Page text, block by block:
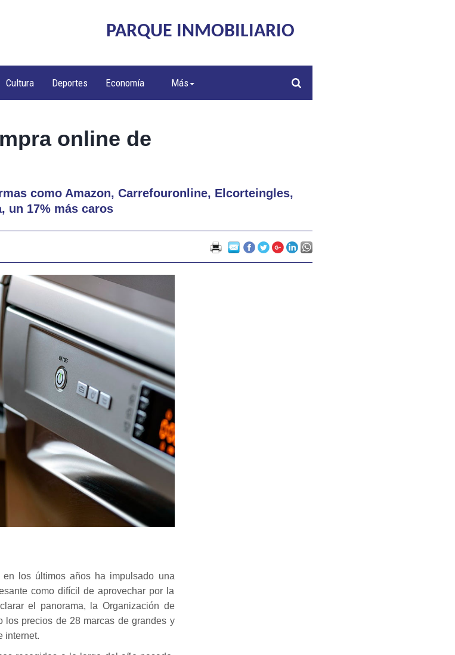
PARQUE INMOBILIARIO
Cultura Deportes Economía Más
online de
como Amazon, Carrefouronline, Elcorteingles,
un 17% más caros
los últimos años ha impulsado una
como difícil de aprovechar por la
el panorama, la Organización de
los precios de 28 marcas de grandes y
internet.